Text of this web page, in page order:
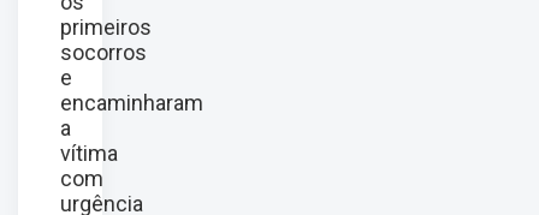
primeiros
socorros
e
encaminharam
a
vítima
com
urgência